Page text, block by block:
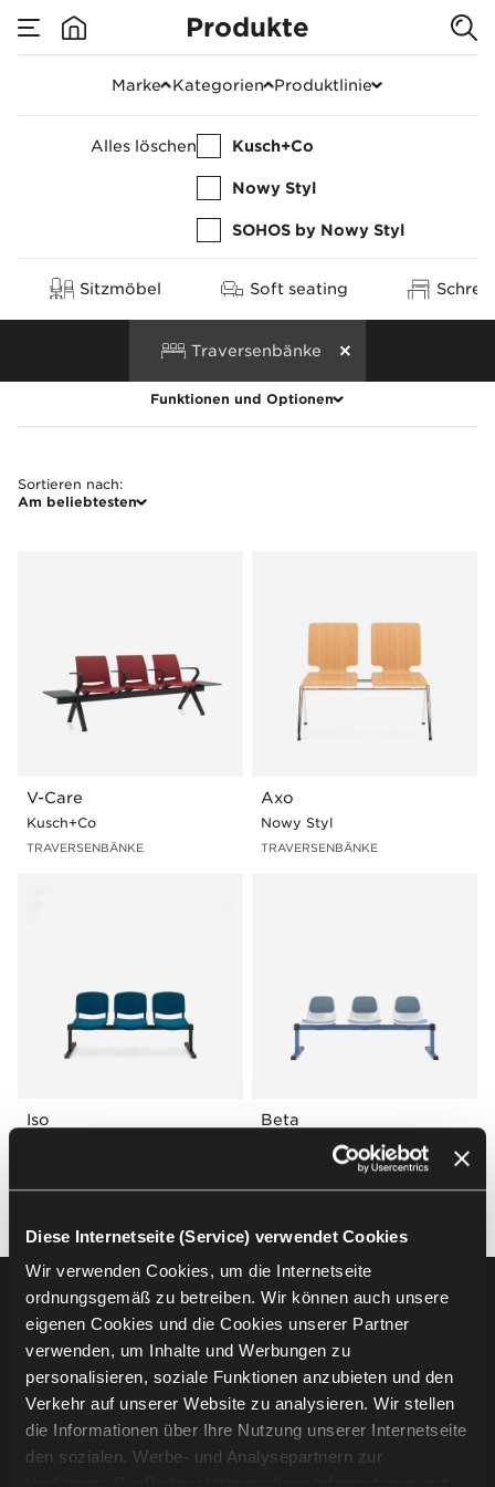
Diese Internetseite (Service) verwendet Cookies
Wir verwenden Cookies, um die Internetseite
ordnungsgemäß zu betreiben. Wir können auch unsere
eigenen Cookies und die Cookies unserer Partner
verwenden, um Inhalte und Werbungen zu
personalisieren, soziale Funktionen anzubieten und den
Verkehr auf unserer Website zu analysieren. Wir stellen
die Informationen über Ihre Nutzung unserer Internetseite
den sozialen, Werbe- und Analysepartnern zur
Produkte
Produkte
Marke Kategorien Produktlinie
Alles löschen Kusch+Co
Nowy Styl
SOHOS by Nowy Styl
Sitzmöbel Soft seating
Traversenbänke
Funktionen und Optionen
Alles löschen
Produktgruppe
Um ein Produkt mit ausgewählten Funktionen zu sehen,
klicken Sie auf das Foto, das die Produktlinie zeigt und
gehen Sie dann zum "Abschnitt
Sortieren nach:
Am beliebtesten
V-Care
Kusch+Co
TRAVERSENBÄNKE
Axo
Nowy Styl
TRAVERSENBÄNKE
Iso Beta
SOHOS by Nowy Styl
TRAVERSENBÄNKE
Footer
Produkte
Tische
Soft seating
Schreibtische & Arbeitsplätze